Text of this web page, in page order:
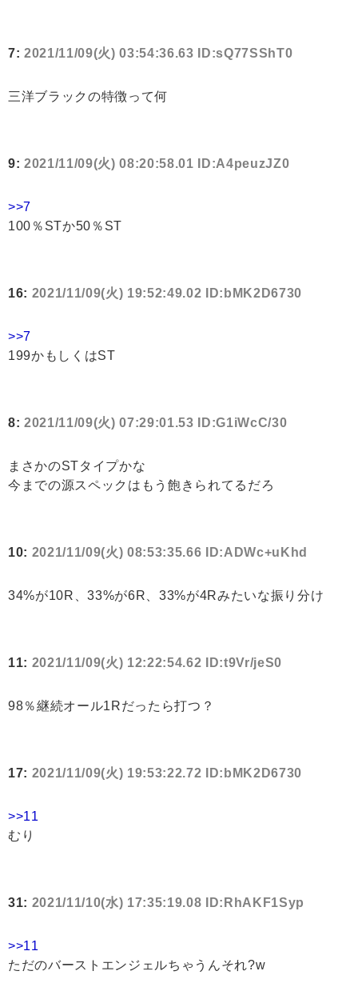
7: 2021/11/09(火) 03:54:36.63 ID:sQ77SShT0
三洋ブラックの特徴って何
9: 2021/11/09(火) 08:20:58.01 ID:A4peuzJZ0
>>7
100％STか50％ST
16: 2021/11/09(火) 19:52:49.02 ID:bMK2D6730
>>7
199かもしくはST
8: 2021/11/09(火) 07:29:01.53 ID:G1iWcC/30
まさかのSTタイプかな
今までの源スペックはもう飽きられてるだろ
10: 2021/11/09(火) 08:53:35.66 ID:ADWc+uKhd
34%が10R、33%が6R、33%が4Rみたいな振り分け
11: 2021/11/09(火) 12:22:54.62 ID:t9Vr/jeS0
98％継続オール1Rだったら打つ？
17: 2021/11/09(火) 19:53:22.72 ID:bMK2D6730
>>11
むり
31: 2021/11/10(水) 17:35:19.08 ID:RhAKF1Syp
>>11
ただのバーストエンジェルちゃうんそれ?w